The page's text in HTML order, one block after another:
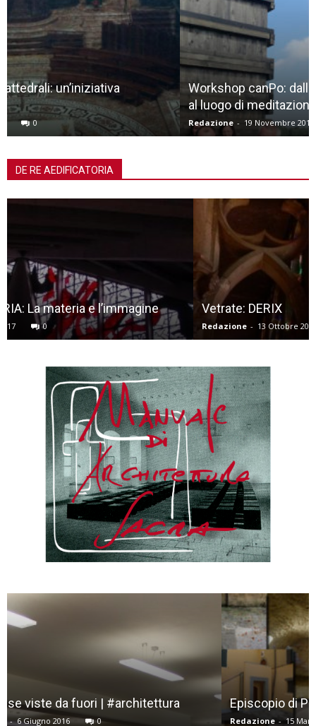
Workshop canPo: dalla natura allo spazio liminale,
al luogo di meditazione
Redazione 19 Novembre 2018
DE RE AEDIFICATORIA
Vetrate: DERIX
Redazione - 13 Ottobre 2017 0
Episcopio di Pescia, la nuova cripta dei Vescovi
Redazione - 15 Marzo 2018